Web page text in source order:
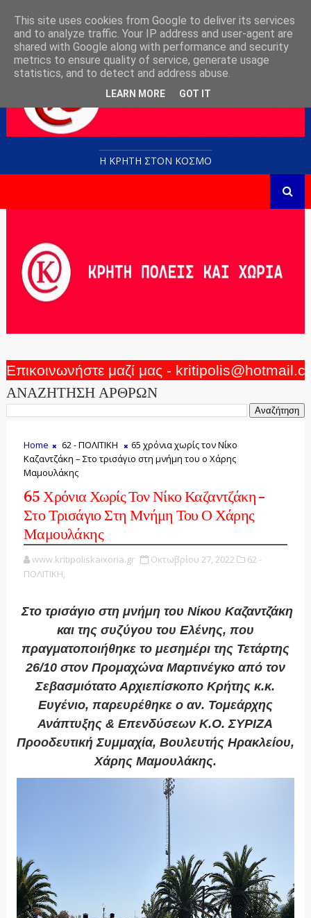
Η ΚΡΗΤΗ ΣΤΟN KOΣΜΟ
Επικοινωνήστε μαζί μας -
ΑΝΑΖΗΤΗΣΗ ΑΡΘΡΩΝ
Home 62 - ΠΟΛΙΤΙΚΗ
65 χρόνια χωρίς τον Νίκο
Καζαντζάκη – Στο τρισάγιο στη μνήμη του ο Χάρης
Μαμουλάκης
65 Χρόνια Χωρίς Τον Νίκο Καζαντζάκη –
Στο Τρισάγιο Στη Μνήμη Του Ο Χάρης
Μαμουλάκης
www.kritipoliskaixoria.gr Οκτωβρίου 27, 2022
62 -
ΠΟΛΙΤΙΚΗ,
Στο τρισάγιο στη μνήμη του Νίκου Καζαντζάκη
και της συζύγου του Ελένης, που
πραγματοποιήθηκε το μεσημέρι της Τετάρτης
26/10 στον Προμαχώνα Μαρτινέγκο από τον
Σεβασμιότατο Αρχιεπίσκοπο Κρήτης κ.κ.
Ευγένιο, παρευρέθηκε ο αν. Τομεάρχης
Ανάπτυξης & Επενδύσεων Κ.Ο. ΣΥΡΙΖΑ
Προοδευτική Συμμαχία, Βουλευτής Ηρακλείου,
Χάρης Μαμουλάκης.
This site uses cookies from Google to deliver its services
and to analyze traffic. Your IP address and user-agent are
shared with Google along with performance and security
metrics to ensure quality of service, generate usage
statistics, and to detect and address abuse.
LEARN MORE GOT IT